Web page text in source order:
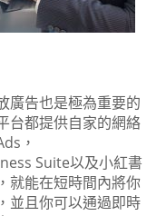
廣告也是極為重要的
台都提供自家的網絡
，
Suite以及小紅書
就能在短時間內將你
並且你可以通過即時